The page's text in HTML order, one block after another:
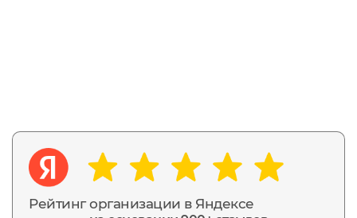
Рейтинг организации в Яндексе